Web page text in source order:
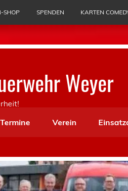
SHOP SPENDEN KARTEN
Weyer
Termine
Verein